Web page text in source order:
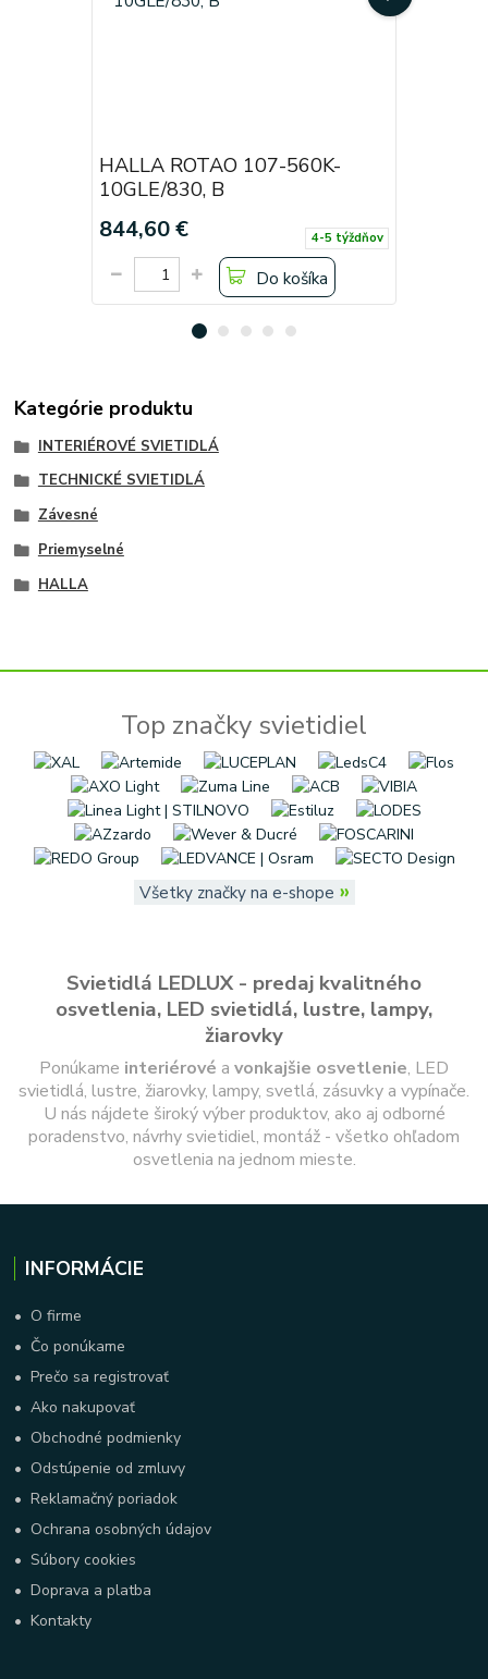
HALLA ROTAO 107-560K-
10GLE/830, B
844,60 € 4-5 týždňov
Do košíka
Kategórie produktu
INTERIÉROVÉ SVIETIDLÁ
TECHNICKÉ SVIETIDLÁ
Závesné
Priemyselné
HALLA
Top značky svietidiel
Všetky značky na e-shope »
Svietidlá LEDLUX - predaj kvalitného
osvetlenia, LED svietidlá, lustre, lampy,
žiarovky
Ponúkame interiérové a vonkajšie osvetlenie, LED
svietidlá, lustre, žiarovky, lampy, svetlá, zásuvky a vypínače.
U nás nájdete široký výber produktov, ako aj odborné
poradenstvo, návrhy svietidiel, montáž - všetko ohľadom
osvetlenia na jednom mieste.
INFORMÁCIE
• O firme
• Čo ponúkame
•Prečo sa registrovať
•Ako nakupovať
• Obchodné podmienky
• Odstúpenie od zmluvy
•Reklamačný poriadok
• Ochrana osobných údajov
•Súbory cookies
•Doprava a platba
•Kontakty